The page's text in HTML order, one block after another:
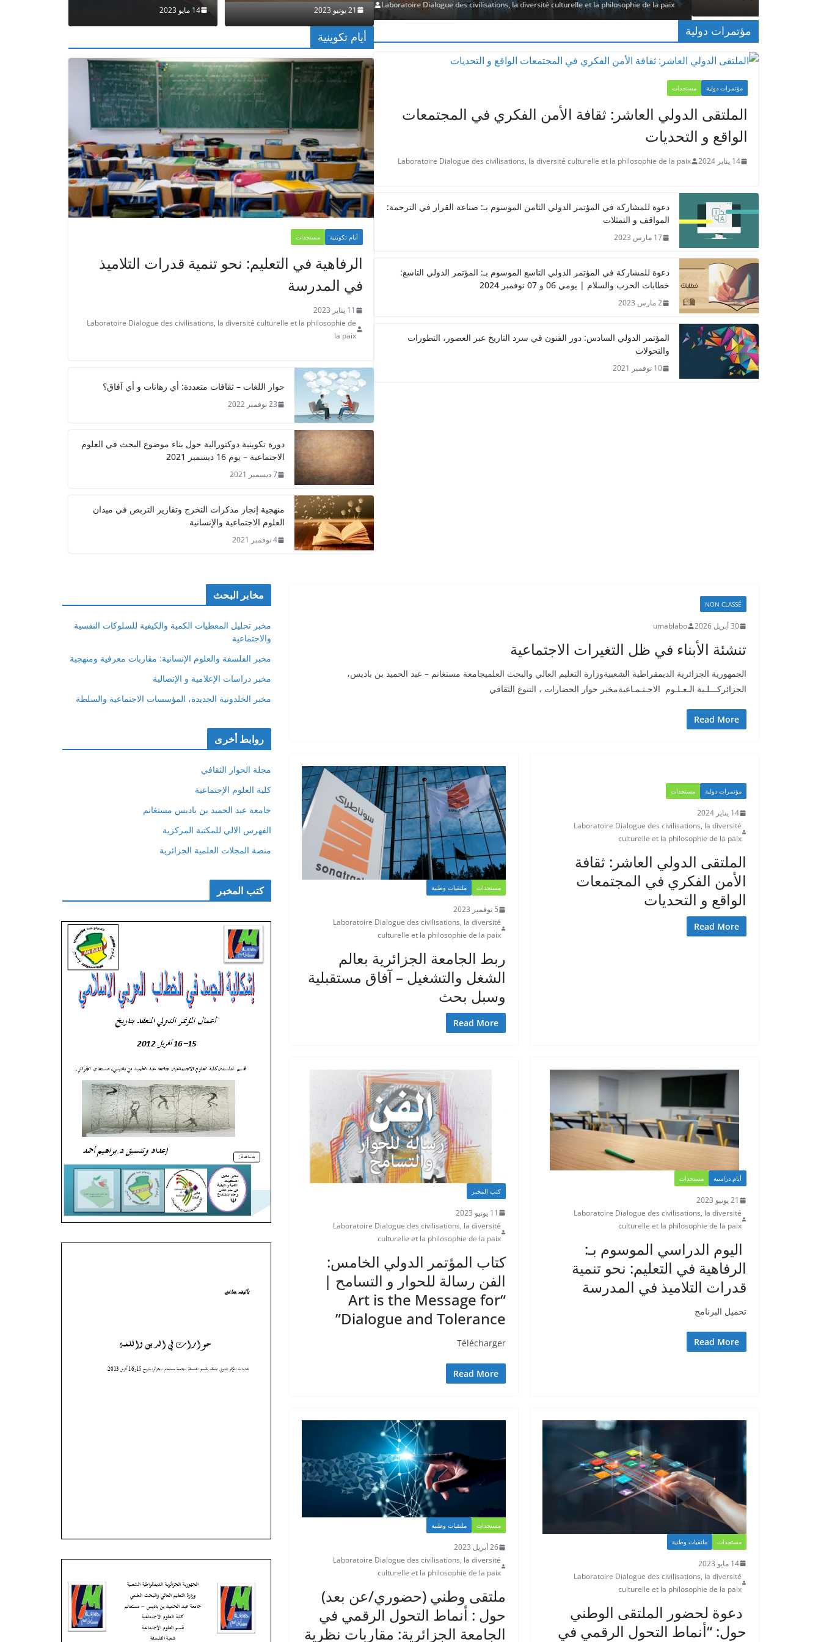
Laboratoire Dialogue des civilisations, la diversité culturelle et la philosophie de la paix
مؤتمرات دولية
مؤتمرات دولية مستجدات
الملتقى الدولي العاشر: ثقافة الأمن الفكري في المجتمعات
الواقع و التحديات
14 يناير 2024 Laboratoire Dialogue des civilisations, la diversité culturelle et la philosophie de la paix
دعوة للمشاركة في المؤتمر الدولي الثامن الموسوم بـ: صناعة القرار في الترجمة:
المواقف و التمثلات
17 مارس 2023
دعوة للمشاركة في المؤتمر الدولي التاسع الموسوم بـ: المؤتمر الدولي التاسع:
خطابات الحرب والسلام | يومي 06 و 07 نوفمبر 2024
2 مارس 2023
المؤتمر الدولي السادس: دور الفنون في سرد التاريخ عبر العصور، التطورات
والتحولات
10 نوفمبر 2021
21 يونيو 2023 14 مايو 2023
أيام تكوينية
أيام تكوينية مستجدات
الرفاهية في التعليم: نحو تنمية قدرات التلاميذ
في المدرسة
11 يناير 2023
Laboratoire Dialogue des civilisations, la diversité culturelle et la philosophie de
la paix
حوار اللغات – ثقافات متعددة: أي رهانات و أي آفاق؟
23 نوفمبر 2022
دورة تكوينية دوكتورالية حول بناء موضوع البحث في العلوم
الاجتماعية – يوم 16 ديسمبر 2021
7 ديسمبر 2021
منهجية إنجاز مذكرات التخرج وتقارير التربص في ميدان
العلوم الاجتماعية والإنسانية
4 نوفمبر 2021
NON CLASSÉ
30 أبريل 2026 umablabo
تنشئة الأبناء في ظل التغيرات الاجتماعية
الجمهورية الجزائرية الديمقراطية الشعبيةوزارة التعليم العالي والبحث العلميجامعة مستغانم – عبد الحميد بن باديس،
الجزائركـــلـية الـعـلـوم الاجـتـمـاعيةمخبر حوار الحضارات ، التنوع الثقافي
Read More
مؤتمرات دولية مستجدات
14 يناير 2024
Laboratoire Dialogue des civilisations, la diversité
culturelle et la philosophie de la paix
الملتقى الدولي العاشر: ثقافة
الأمن الفكري في المجتمعات
الواقع و التحديات
Read More
مستجدات ملتقيات وطنية
5 نوفمبر 2023
Laboratoire Dialogue des civilisations, la diversité
culturelle et la philosophie de la paix
ربط الجامعة الجزائرية بعالم
الشغل والتشغيل – آفاق مستقبلية
وسبل بحث
Read More
أيام دراسية مستجدات
21 يونيو 2023
Laboratoire Dialogue des civilisations, la diversité
culturelle et la philosophie de la paix
اليوم الدراسي الموسوم بـ:
الرفاهية في التعليم: نحو تنمية
قدرات التلاميذ في المدرسة
تحميل البرنامج
Read More
كتب المخبر
11 يونيو 2023
Laboratoire Dialogue des civilisations, la diversité
culturelle et la philosophie de la paix
كتاب المؤتمر الدولي الخامس:
الفن رسالة للحوار و التسامح |
“Art is the Message for
Dialogue and Tolerance”
Télécharger
Read More
مستجدات ملتقيات وطنية
14 مايو 2023
Laboratoire Dialogue des civilisations, la diversité
culturelle et la philosophie de la paix
دعوة لحضور الملتقى الوطني
حول: “أنماط التحول الرقمي في
مستجدات ملتقيات وطنية
26 أبريل 2023
Laboratoire Dialogue des civilisations, la diversité
culturelle et la philosophie de la paix
ملتقى وطني (حضوري/عن بعد)
حول : أنماط التحول الرقمي في
الجامعة الجزائرية: مقاربات نظرية
مخابر البحث
مخبر تحليل المعطيات الكمية والكيفية للسلوكات النفسية
والاجتماعية
مخبر الفلسفة والعلوم الإنسانية: مقاربات معرفية ومنهجية
مخبر دراسات الإعلامية و الإتصالية
مخبر الخلدونية الجديدة، المؤسسات الاجتماعية والسلطة
روابط أخرى
مجلة الحوار الثقافي
كلية العلوم الإجتماعية
جامعة عبد الحميد بن باديس مستغانم
الفهرس الالي للمكتبة المركزية
منصة المجلات العلمية الجزائرية
كتب المخبر